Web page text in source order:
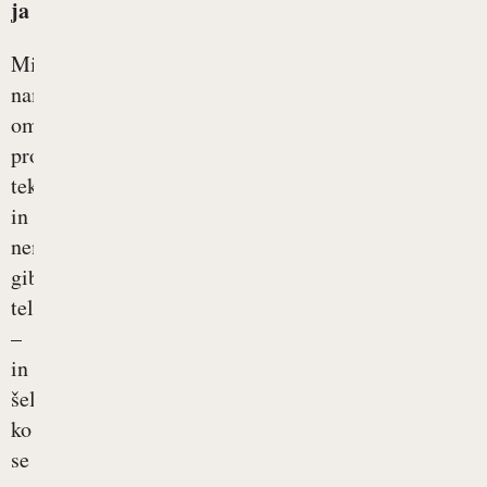
ja
Mišice
nam
omogočajo
prožno,
tekoče
in
nemoteno
gibanje
telesa
–
in
šele
ko
se